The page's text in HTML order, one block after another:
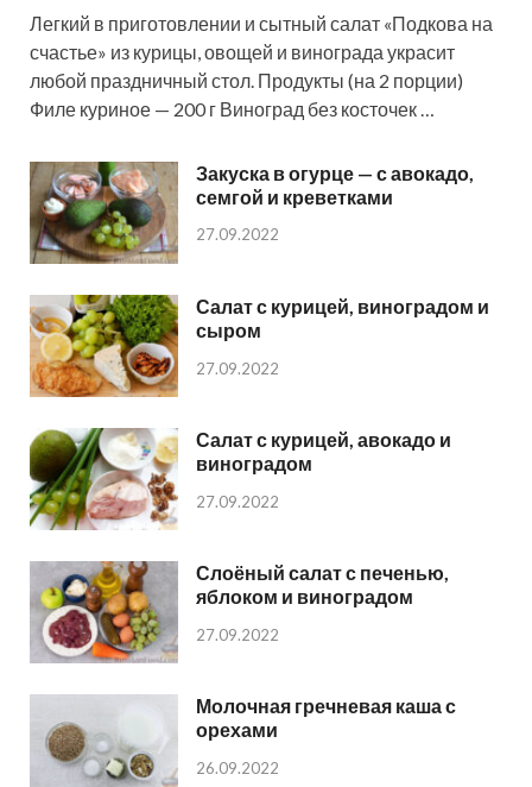
Легкий в приготовлении и сытный салат «Подкова на
счастье» из курицы, овощей и винограда украсит
любой праздничный стол. Продукты (на 2 порции)
Филе куриное — 200 г Виноград без косточек …
Закуска в огурце — с авокадо,
семгой и креветками
27.09.2022
Салат с курицей, виноградом и
сыром
27.09.2022
Салат с курицей, авокадо и
виноградом
27.09.2022
Слоёный салат с печенью,
яблоком и виноградом
27.09.2022
Молочная гречневая каша с
орехами
26.09.2022